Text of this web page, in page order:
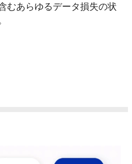
むあらゆるデータ損失の状